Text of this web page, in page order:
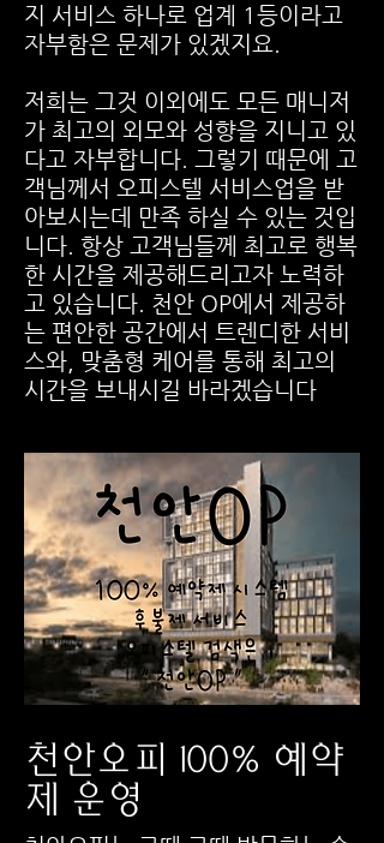
지 서비스 하나로 업계 1등이라고
자부함은 문제가 있겠지요.
저희는 그것 이외에도 모든 매니저
가 최고의 외모와 성향을 지니고 있
다고 자부합니다. 그렇기 때문에 고
객님께서 오피스텔 서비스업을 받
아보시는데 만족 하실 수 있는 것입
니다. 항상 고객님들께 최고로 행복
한 시간을 제공해드리고자 노력하
고 있습니다. 천안 OP에서 제공하
는 편안한 공간에서 트렌디한 서비
스와, 맞춤형 케어를 통해 최고의
시간을 보내시길 바라겠습니다
천안오피 100% 예약
제 운영